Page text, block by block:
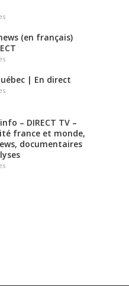
(en français)
| En direct
– DIRECT TV –
france et monde,
documentaires